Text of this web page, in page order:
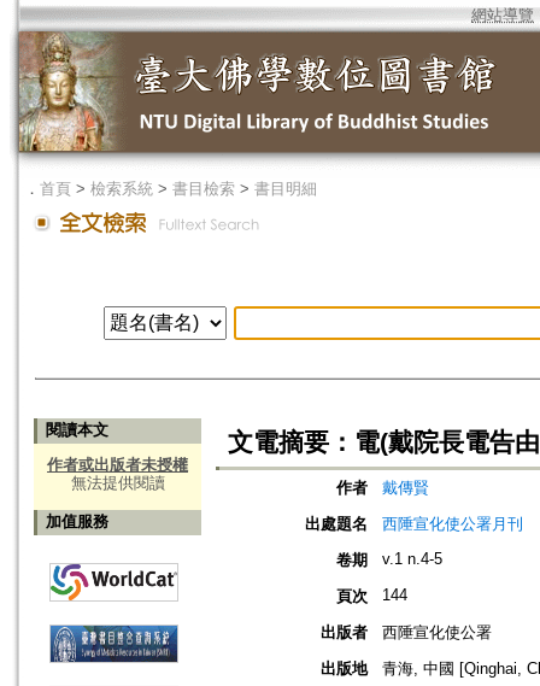
網站導覽
． 首頁 > 檢索系統 > 書目檢索 > 書目明細
閱讀本文
作者或出版者未授權
無法提供閱讀
加值服務
文電摘要：電(戴院長電告
作者
戴傳賢
出處題名
西陲宣化使公署月刊
卷期
v.1 n.4-5
頁次 144
出版者
西陲宣化使公署
出版地
青海, 中國 [Qinghai,